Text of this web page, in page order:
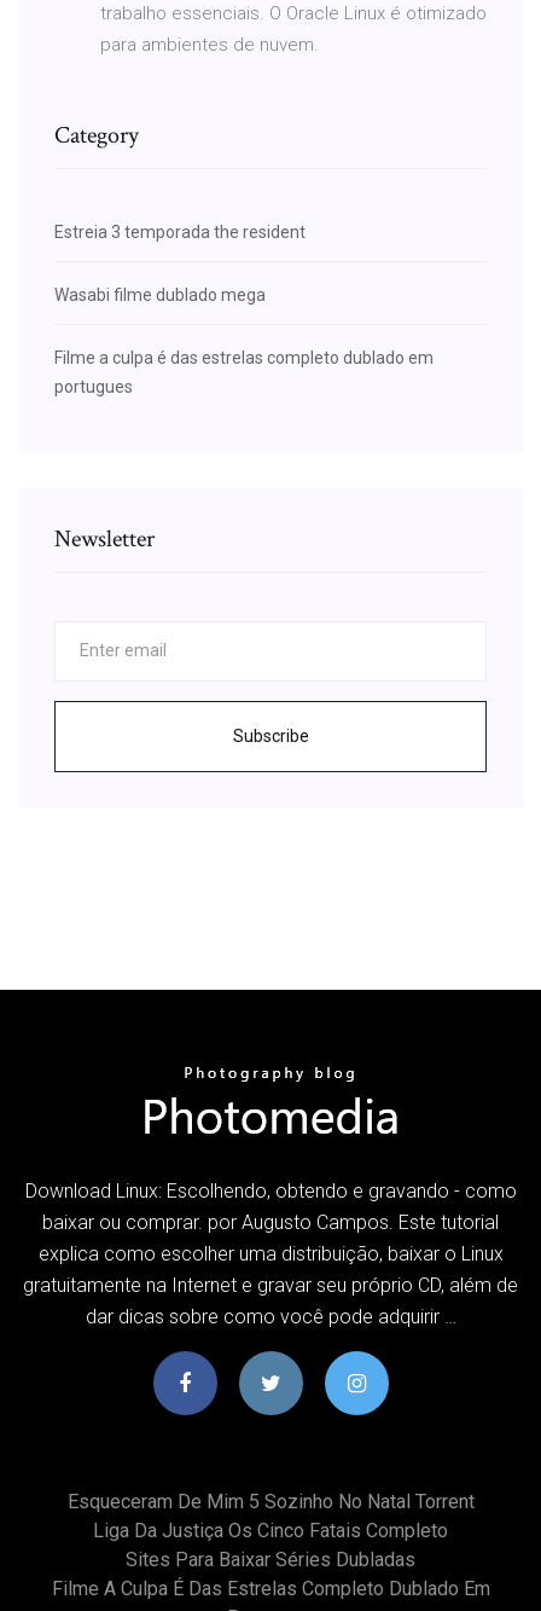
trabalho essenciais. O Oracle Linux é otimizado
para ambientes de nuvem.
Category
Estreia 3 temporada the resident
Wasabi filme dublado mega
Filme a culpa é das estrelas completo dublado em
portugues
Newsletter
Subscribe
Download Linux: Escolhendo, obtendo e gravando - como
baixar ou comprar. por Augusto Campos. Este tutorial
explica como escolher uma distribuição, baixar o Linux
gratuitamente na Internet e gravar seu próprio CD, além de
dar dicas sobre como você pode adquirir …
Esqueceram De Mim 5 Sozinho No Natal Torrent
Liga Da Justiça Os Cinco Fatais Completo
Sites Para Baixar Séries Dubladas
Filme A Culpa É Das Estrelas Completo Dublado Em